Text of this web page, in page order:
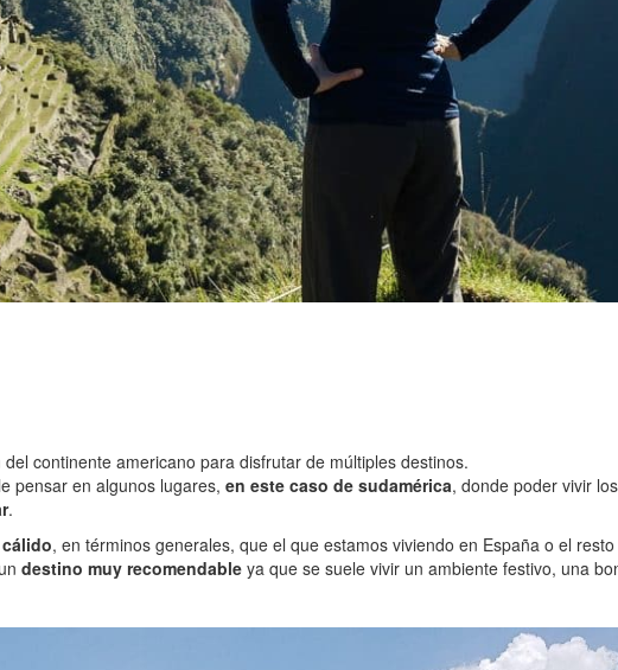
continente americano para disfrutar de múltiples destinos.
pensar en algunos lugares, en este caso de sudamérica, donde poder vivir
.
, en términos generales, que el que estamos viviendo en España o el
destino muy recomendable ya que se suele vivir un ambiente festivo, una